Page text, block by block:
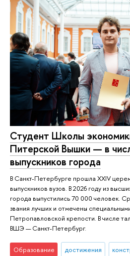
Студент Школы
Питерской Вышки — в
выпускников города
В Санкт-Петербурге прошла XXIV
выпускников вузов. В 2026 году из
города выпустились 70 000 человек.
звания лучших и отмечены
Петропавловской крепости. В числе
ВШЭ — Санкт-Петербург.
Образование достижения